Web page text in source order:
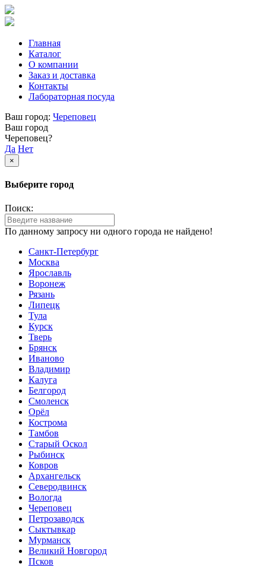
Главная
Каталог
О компании
Заказ и доставка
Контакты
Лабораторная посуда
Ваш город: Череповец
Ваш город
Череповец?
Да Нет
×
Выберите город
Поиск:
По данному запросу ни одного города не найдено!
Санкт-Петербург
Москва
Ярославль
Воронеж
Рязань
Липецк
Тула
Курск
Тверь
Брянск
Иваново
Владимир
Калуга
Белгород
Смоленск
Орёл
Кострома
Тамбов
Старый Оскол
Рыбинск
Ковров
Архангельск
Северодвинск
Вологда
Череповец
Петрозаводск
Сыктывкар
Мурманск
Великий Новгород
Псков